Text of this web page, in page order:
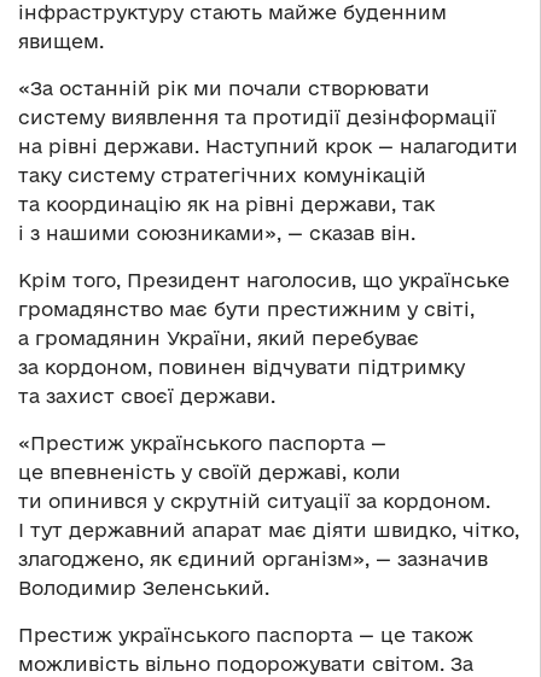
інфраструктуру стають майже буденним
явищем.
«За останній рік ми почали створювати
систему виявлення та протидії дезінформації
на рівні держави. Наступний крок — налагодити
таку систему стратегічних комунікацій
та координацію як на рівні держави, так
і з нашими союзниками», — сказав він.
Крім того, Президент наголосив, що українське
громадянство має бути престижним у світі,
а громадянин України, який перебуває
за кордоном, повинен відчувати підтримку
та захист своєї держави.
«Престиж українського паспорта —
це впевненість у своїй державі, коли
ти опинився у скрутній ситуації за кордоном.
І тут державний апарат має діяти швидко, чітко,
злагоджено, як єдиний організм», — зазначив
Володимир Зеленський.
Престиж українського паспорта — це також
можливість вільно подорожувати світом. За